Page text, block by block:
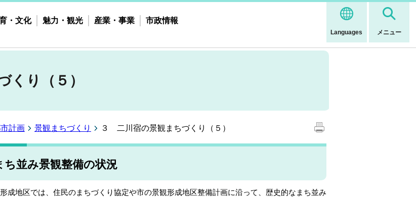
Languages メニュー
・文化 魅力・観光 産業・事業 市政情報
り（５）
計画 景観まちづくり ３ 二川宿の景観まちづくり（５）
ち並み景観整備の状況
成地区では、住民のまちづくり協定や市の景観形成地区整備計画に沿って、歴史的なまち並み